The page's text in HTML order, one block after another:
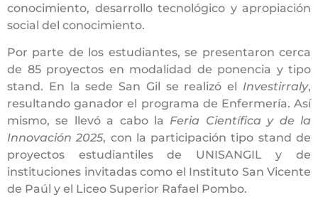
conocimiento, desarrollo tecnológico y apropiación
social del conocimiento.
Por parte de los estudiantes, se presentaron cerca
de 85 proyectos en modalidad de ponencia y tipo
stand. En la sede San Gil se realizó el Investirraly,
resultando ganador el programa de Enfermería. Así
mismo, se llevó a cabo la Feria Científica y de la
Innovación 2025, con la participación tipo stand de
proyectos estudiantiles de UNISANGIL y de
instituciones invitadas como el Instituto San Vicente
de Paúl y el Liceo Superior Rafael Pombo.